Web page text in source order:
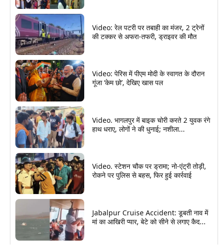
Video: रेल पटरी पर तबाही का मंजर, 2 ट्रेनों
की टक्कर से अफरा-तफरी, ड्राइवर की मौत
Video: पेरिस में पीएम मोदी के स्वागत के दौरान
गूंजा ‘केम छो’, देखिए खास पल
Video. भागलपुर में बाइक चोरी करते 2 युवक रंगे
हाथ धराए, लोगों ने की धुनाई; नशीला...
Video. स्टेशन चौक पर ड्रामा; नो-एंट्री तोड़ी,
रोकने पर पुलिस से बहस, फिर हुई कार्रवाई
Jabalpur Cruise Accident: डूबती नाव में
मां का आखिरी प्यार, बेटे को सीने से लगाए कैद...